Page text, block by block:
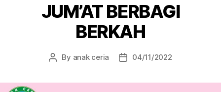
JUM’AT BERBAGI
BERKAH
Post
By anak ceria
Post04/11/2022